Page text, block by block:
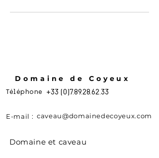
Domaine de Coyeux
Téléphone +33 (0)7.89.28.62.33
E-mail : caveau@domainedecoyeux.com
Domaine et caveau